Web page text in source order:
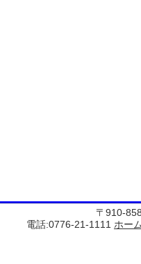
〒910-
電話:0776-21-1111 ホー